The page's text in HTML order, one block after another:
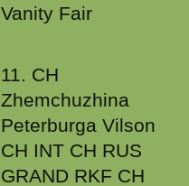
Vanity Fair
11. CH
Zhemchuzhina
Peterburga Vilson
CH INT CH RUS
GRAND RKF CH